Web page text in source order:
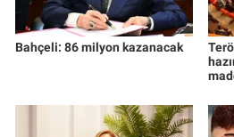
Bahçeli: 86 milyon kazanacak